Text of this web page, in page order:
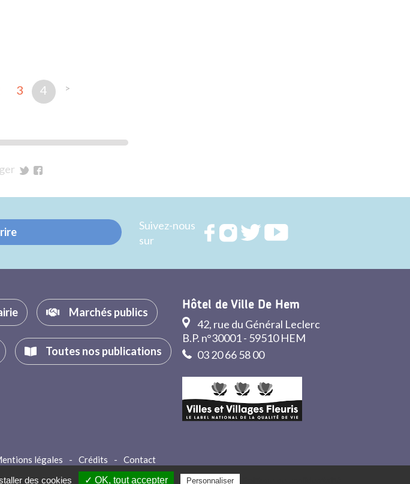
3 4 >
Twitter
Facebook
Suivez-nous
sur
RejoignezRejoignezRejoignez
Marchés publics
Toutes nos publications
Hôtel de Ville De Hem
42, rue du Général Leclerc
B.P. n°30001 - 59510 HEM
03 20 66 58 00
légales - Crédits - Contact
des cookies ✓ OK, tout accepter Personnaliser